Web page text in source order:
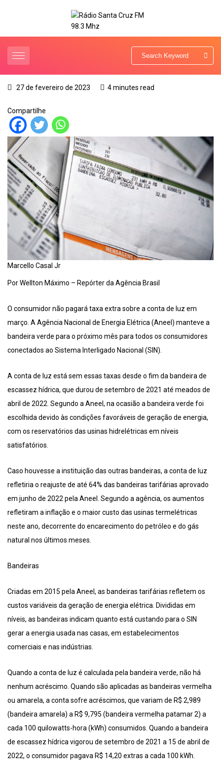
27 de fevereiro de 2023 4 minutes read
Compartilhe
Marcello Casal Jr
Por Wellton Máximo – Repórter da Agência Brasil
O consumidor não pagará taxa extra sobre a conta de luz em
março. A Agência Nacional de Energia Elétrica (Aneel) manteve a
bandeira verde para o próximo mês para todos os consumidores
conectados ao Sistema Interligado Nacional (SIN).
A conta de luz está sem essas taxas desde o fim da bandeira de
escassez hídrica, que durou de setembro de 2021 até meados de
abril de 2022. Segundo a Aneel, na ocasião a bandeira verde foi
escolhida devido às condições favoráveis de geração de energia,
com os reservatórios das usinas hidrelétricas em níveis
satisfatórios.
Caso houvesse a instituição das outras bandeiras, a conta de luz
refletiria o reajuste de até 64% das bandeiras tarifárias aprovado
em junho de 2022 pela Aneel. Segundo a agência, os aumentos
refletiram a inflação e o maior custo das usinas termelétricas
neste ano, decorrente do encarecimento do petróleo e do gás
natural nos últimos meses.
Bandeiras
Criadas em 2015 pela Aneel, as bandeiras tarifárias refletem os
custos variáveis da geração de energia elétrica. Divididas em
níveis, as bandeiras indicam quanto está custando para o SIN
gerar a energia usada nas casas, em estabelecimentos
comerciais e nas indústrias.
Quando a conta de luz é calculada pela bandeira verde, não há
nenhum acréscimo. Quando são aplicadas as bandeiras vermelha
ou amarela, a conta sofre acréscimos, que variam de R$ 2,989
(bandeira amarela) a R$ 9,795 (bandeira vermelha patamar 2) a
cada 100 quilowatts-hora (kWh) consumidos. Quando a bandeira
de escassez hídrica vigorou de setembro de 2021 a 15 de abril de
2022, o consumidor pagava R$ 14,20 extras a cada 100 kWh.